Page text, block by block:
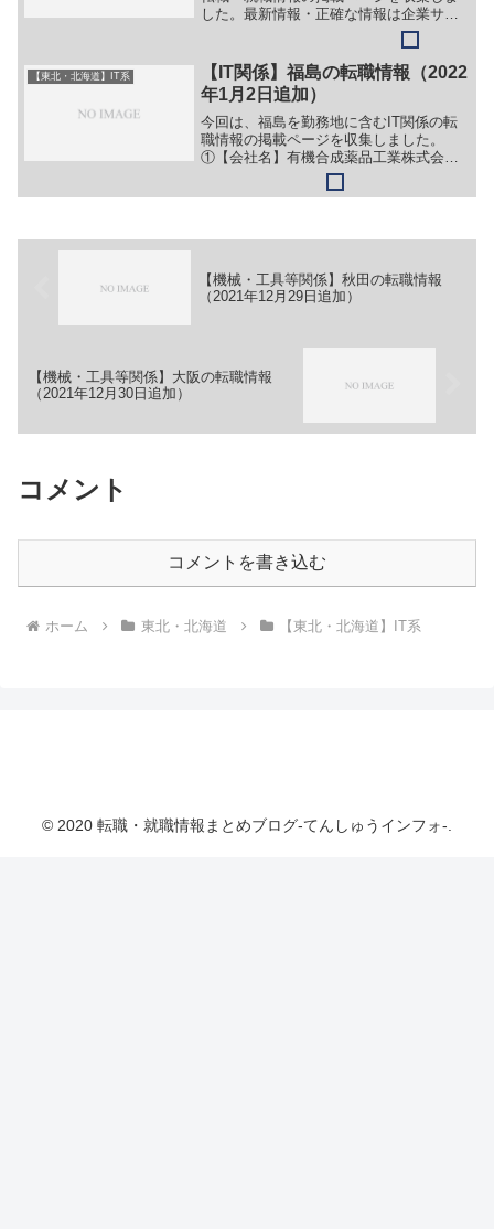
した。最新情報・正確な情報は企業サイ
トでご確認ください。①【会社名】さく
らインターネット株式会社【職務】
（１）ソフトウェア開発エンジニア
（２）サービスネットワークエン...
【東北・北海道】IT系
【IT関係】福島の転職情報（2022
年1月2日追加）
今回は、福島を勤務地に含むIT関係の転
職情報の掲載ページを収集しました。
①【会社名】有機合成薬品工業株式会社
【職務】（１）システム管理【勤務地】
福島県いわき市常磐西郷町落合788等【詳
【機械・工具等関係】秋田の転職情報
（2021年12月29日追加）
【機械・工具等関係】大阪の転職情報
（2021年12月30日追加）
コメント
コメントを書き込む
ホーム 東北・北海道 【東北・北海道】IT系
© 2020 転職・就職情報まとめブログ-てんしゅうインフォ-.